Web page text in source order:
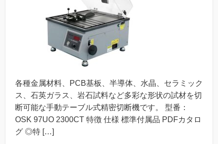
各種金属材料、PCB基板、半導体、水晶、セラミック
ス、石英ガラス、岩石試料など多彩な形状の試材を切
断可能な手動テーブル式精密切断機です。 型番：
OSK 97UO 2300CT 特徴 仕様 標準付属品 PDFカタロ
グ ◎特 […]